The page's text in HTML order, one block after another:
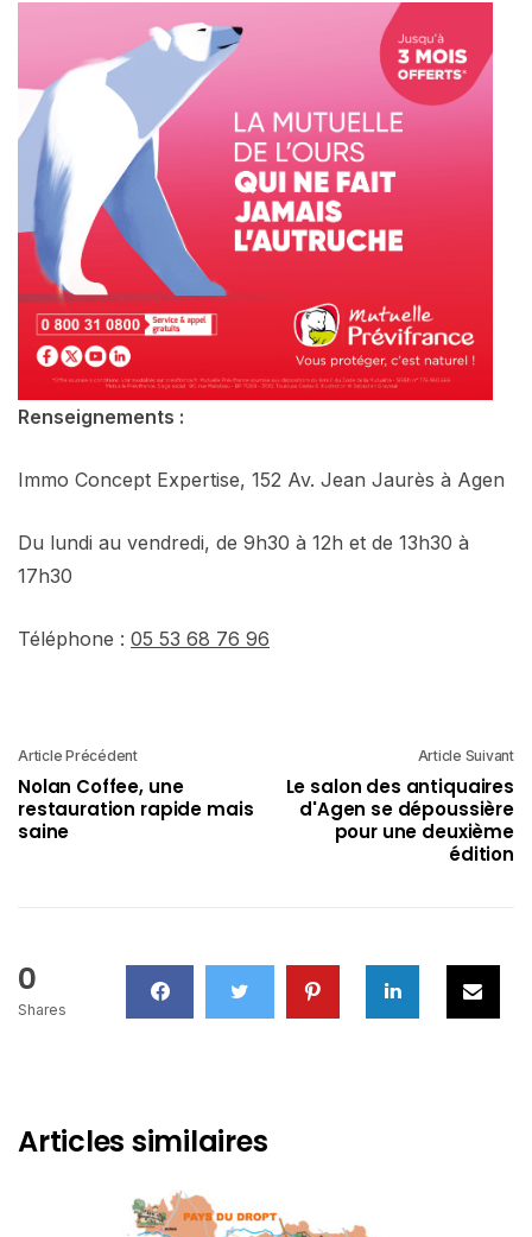
Renseignements :
Immo Concept Expertise, 152 Av. Jean Jaurès à Agen
Du lundi au vendredi, de 9h30 à 12h et de 13h30 à
17h30
Téléphone : 05 53 68 76 96
Article Précédent
Nolan Coffee, une
restauration rapide mais
saine
Article Suivant
Le salon des antiquaires
d'Agen se dépoussière
pour une deuxième
édition
0
Shares
Articles similaires